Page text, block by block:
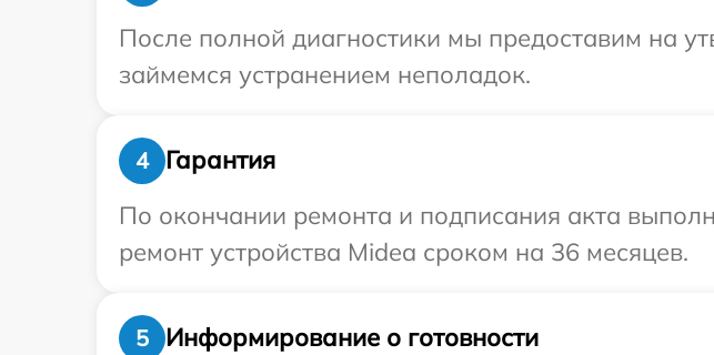
После полной диагностики мы предоставим на
займемся устранением неполадок.
4
Гарантия
По окончании ремонта и подписания акта
ремонт устройства Midea сроком на 36 месяцев.
5
Информирование о готовности